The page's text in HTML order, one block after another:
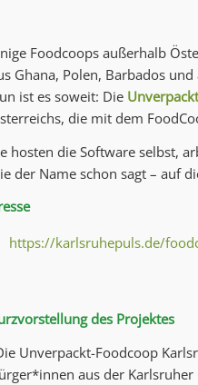
Foodcoops außerhalb
Ghana, Polen, Barbados
ist es soweit: Die
die mit dem
hosten die Software selbst,
der Name schon sagt – auf
https://karlsruhepuls.de/
des Projektes
Unverpackt-Foodcoop
aus der